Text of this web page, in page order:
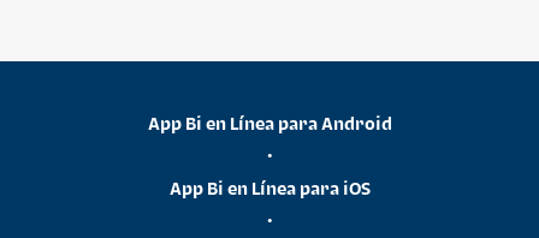
App Bi en Línea para Android
•
App Bi en Línea para iOS
•